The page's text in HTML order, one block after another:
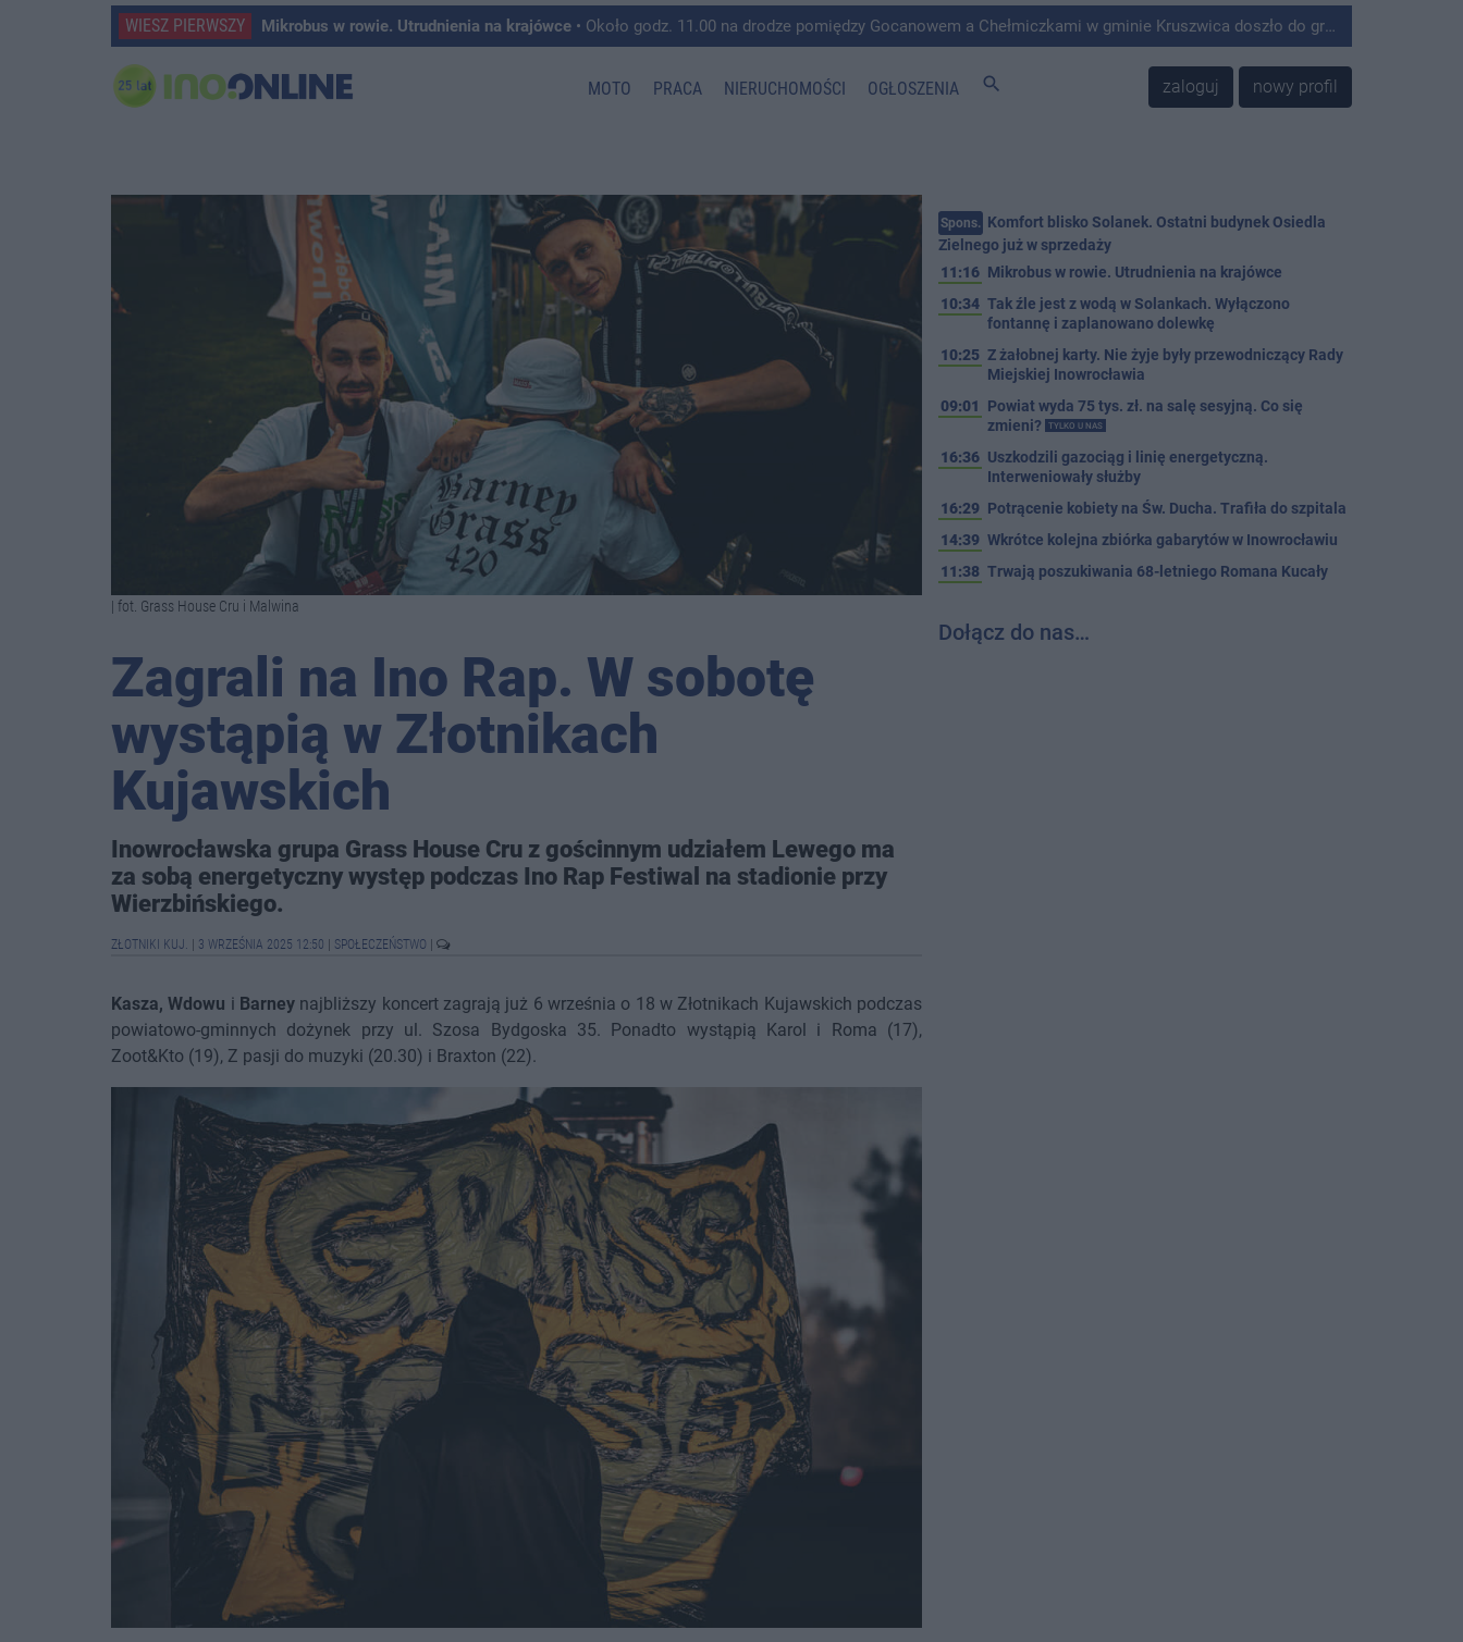
WIESZ PIERWSZY Mikrobus w rowie. Utrudnienia na krajówce • Około godz. 11.00 na drodze pomiędzy Gocanowem a Chełmiczkami w gminie Kruszwica doszło do groźnie wyglądającego zdarzenia.
MOTO PRACA NIERUCHOMOŚCI OGŁOSZENIA search zaloguj nowy profil
| fot. Grass House Cru i Malwina
Zagrali na Ino Rap. W sobotę
wystąpią w Złotnikach
Kujawskich
Inowrocławska grupa Grass House Cru z gościnnym udziałem Lewego ma
za sobą energetyczny występ podczas Ino Rap Festiwal na stadionie przy
Wierzbińskiego.
ZŁOTNIKI KUJ. 3 WRZEŚNIA 2025 12:50 SPOŁECZEŃSTWO
Kasza, Wdowu i Barney najbliższy koncert zagrają już 6 września o 18 w Złotnikach Kujawskich podczas
powiatowo-gminnych dożynek przy ul. Szosa Bydgoska 35. Ponadto wystąpią Karol i Roma (17),
Zoot&Kto (19), Z pasji do muzyki (20.30) i Braxton (22).
Spons. Komfort blisko Solanek. Ostatni budynek Osiedla
Zielnego już w sprzedaży
11:16 Mikrobus w rowie. Utrudnienia na krajówce
10:34 Tak źle jest z wodą w Solankach. Wyłączono
fontannę i zaplanowano dolewkę
10:25 Z żałobnej karty. Nie żyje były przewodniczący Rady
Miejskiej Inowrocławia
09:01
Powiat wyda 75 tys. zł. na salę sesyjną. Co się
zmieni?
TYLKO U NAS
16:36 Uszkodzili gazociąg i linię energetyczną.
Interweniowały służby
16:29 Potrącenie kobiety na Św. Ducha. Trafiła do szpitala
14:39 Wkrótce kolejna zbiórka gabarytów w Inowrocławiu
11:38 Trwają poszukiwania 68-letniego Romana Kucały
Dołącz do nas…